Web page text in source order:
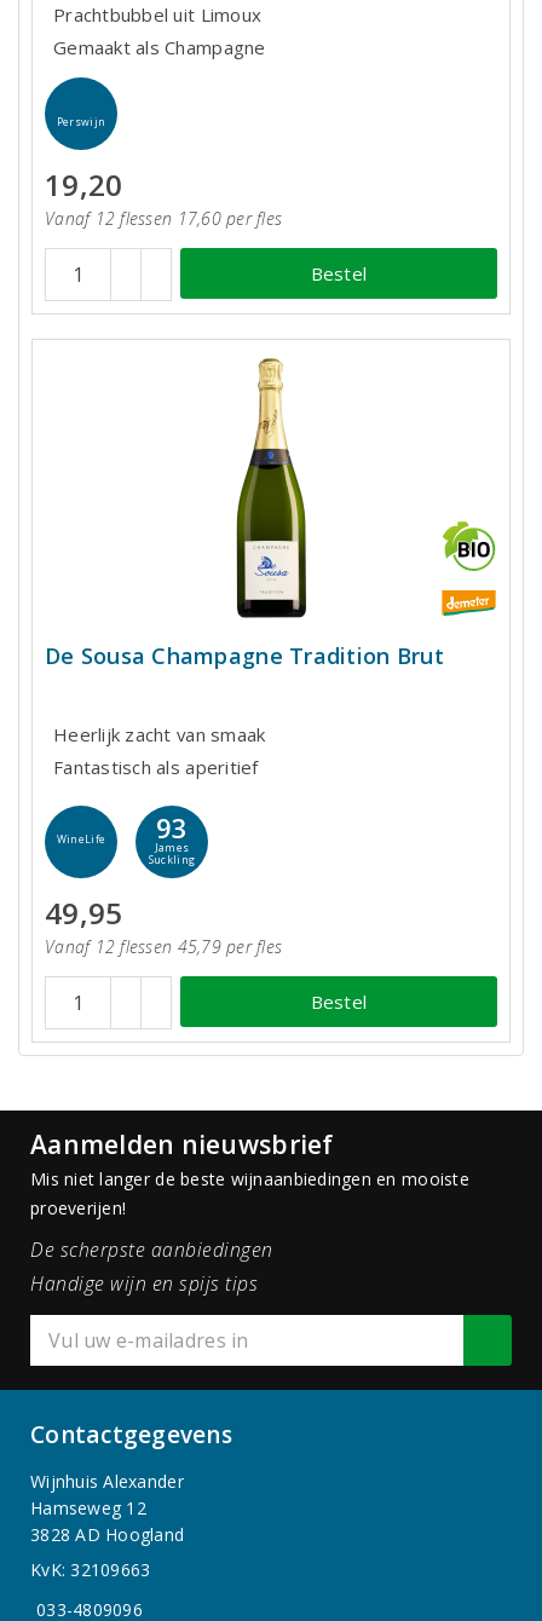
Prachtbubbel uit Limoux
Gemaakt als Champagne
Perswijn
19,20
Vanaf 12 flessen 17,60 per fles
Bestel
De Sousa Champagne Tradition Brut
Heerlijk zacht van smaak
Fantastisch als aperitief
WineLife 93
James
Suckling
49,95
Vanaf 12 flessen 45,79 per fles
Bestel
Aanmelden nieuwsbrief
Mis niet langer de beste wijnaanbiedingen en mooiste
proeverijen!
De scherpste aanbiedingen
Handige wijn en spijs tips
Contactgegevens
Wijnhuis Alexander
Hamseweg 12
3828 AD Hoogland
KvK: 32109663
033-4809096